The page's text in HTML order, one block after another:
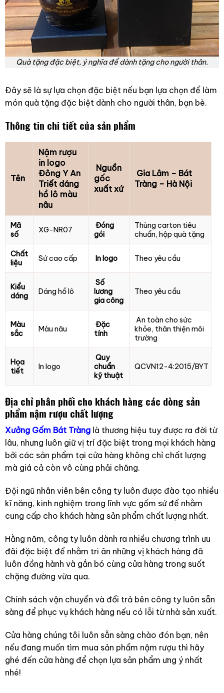
Quà tặng đặc biệt, ý nghĩa để dành tặng cho người thân.
Đây sẽ là sự lựa chọn đặc biệt nếu bạn lựa chọn để làm
món quà tặng đặc biệt dành cho người thân, bạn bè.
Thông tin chi tiết của sản phẩm
Tên
Nậm rượu
in logo
Đông Y An
Triết dáng
hồ lô màu
nâu
Nguồn
gốc
xuất xứ
Gia Lâm – Bát
Tràng – Hà Nội
Mã
số
XG-NR07
Đóng
gói
Thùng carton tiêu
chuẩn, hộp quà tặng
Chất
liệu
Sứ cao cấp In logo Theo yêu cầu
Kiểu
dáng
Dáng hồ lô
Số
lương
gia công
Theo yêu cầu
Màu
sắc
Màu nâu
Đặc
tính
An toàn cho sức
khỏe, thân thiện môi
trường
Họa
tiết
In logo
Quy
chuẩn
kỹ thuật
QCVN12-4:2015/BYT
Địa chỉ phân phối cho khách hàng các dòng sản
phẩm nậm rượu chất lượng
Xưởng Gốm Bát Trànglà thương hiệu tuy được ra đời từ
lâu, nhưng luôn giữ vị trí đặc biệt trong mọi khách hàng
bởi các sản phẩm tại cửa hàng không chỉ chất lượng
mà giá cả còn vô cùng phải chăng.
Đội ngũ nhân viên bên công ty luôn được đào tạo nhiều
kĩ năng, kinh nghiệm trong lĩnh vực gốm sứ để nhằm
cung cấp cho khách hàng sản phẩm chất lượng nhất.
Hằng năm, công ty luôn dành ra nhiều chương trình ưu
đãi đặc biệt để nhằm tri ân những vị khách hàng đã
luôn đồng hành và gắn bó cùng cửa hàng trong suốt
chặng đường vừa qua.
Chính sách vận chuyển và đổi trả bên công ty luôn sẵn
sàng để phục vụ khách hàng nếu có lỗi từ nhà sản xuất.
Cửa hàng chúng tôi luôn sẵn sàng chào đón bạn, nên
nếu đang muốn tìm mua sản phẩm nậm rượu thì hãy
ghé đến cửa hàng để chọn lựa sản phẩm ưng ý nhất
nhé!